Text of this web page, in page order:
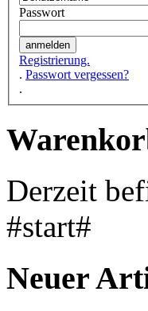
Passwort
Registrierung.
. Passwort vergessen?
.
Derzeit
#start#
Neuer